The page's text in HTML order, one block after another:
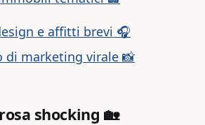
e affitti brevi 🎧
di marketing virale 📸
shocking 🏡